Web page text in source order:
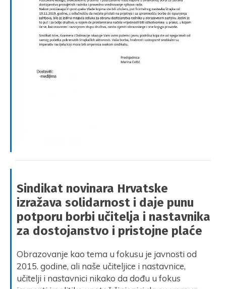
Sindikat novinara Hrvatske
izražava solidarnost i daje punu
potporu borbi učitelja i nastavnika
za dostojanstvo i pristojne plaće
Obrazovanje kao tema u fokusu je javnosti od
2015. godine, ali naše učiteljice i nastavnice,
učitelji i nastavnici nikako da dođu u fokus